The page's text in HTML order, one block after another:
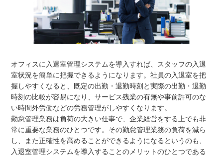
オフィスに入退室管理システムを導入すれば、スタッフの入退
室状況を簡単に把握できるようになります。社員の入退室を把
握しやすくなると、既定の出勤・退勤時刻と実際の出勤・退勤
時刻の比較が容易になり、サービス残業の有無や事前許可のな
い時間外労働などの労務管理がしやすくなります。
勤怠管理業務は負荷の大きい仕事で、企業経営をする上でも非
常に重要な業務のひとつです。その勤怠管理業務の負荷を減ら
し、また正確性を高めることができるようになるというのも、
入退室管理システムを導入することのメリットのひとつである